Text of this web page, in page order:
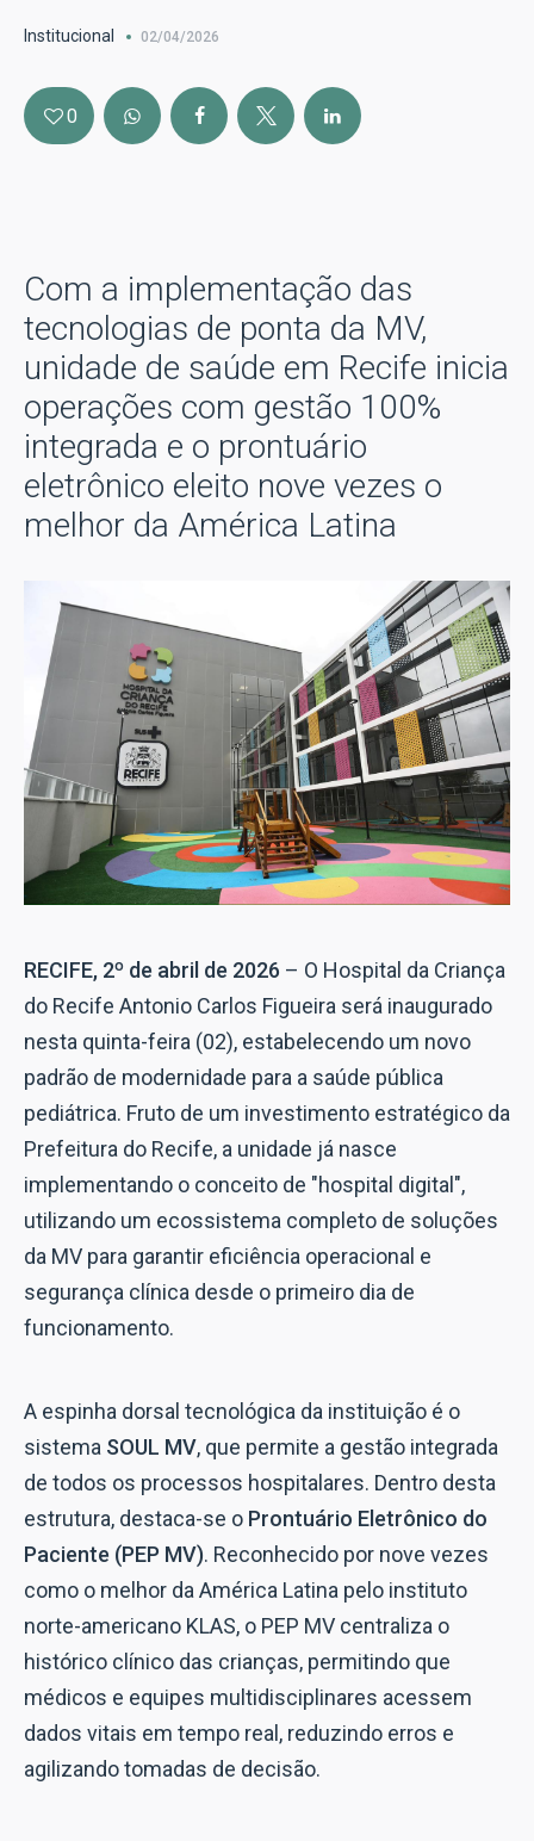
Institucional 02/04/2026
0
Com a implementação das
tecnologias de ponta da MV,
unidade de saúde em Recife inicia
operações com gestão 100%
integrada e o prontuário
eletrônico eleito nove vezes o
melhor da América Latina
RECIFE, 2º de abril de 2026 – O Hospital da Criança
do Recife Antonio Carlos Figueira será inaugurado
nesta quinta-feira (02), estabelecendo um novo
padrão de modernidade para a saúde pública
pediátrica. Fruto de um investimento estratégico da
Prefeitura do Recife, a unidade já nasce
implementando o conceito de "hospital digital",
utilizando um ecossistema completo de soluções
da MV para garantir eficiência operacional e
segurança clínica desde o primeiro dia de
funcionamento.
A espinha dorsal tecnológica da instituição é o
sistema SOUL MV, que permite a gestão integrada
de todos os processos hospitalares. Dentro desta
estrutura, destaca-se o Prontuário Eletrônico do
Paciente (PEP MV). Reconhecido por nove vezes
como o melhor da América Latina pelo instituto
norte-americano KLAS, o PEP MV centraliza o
histórico clínico das crianças, permitindo que
médicos e equipes multidisciplinares acessem
dados vitais em tempo real, reduzindo erros e
agilizando tomadas de decisão.